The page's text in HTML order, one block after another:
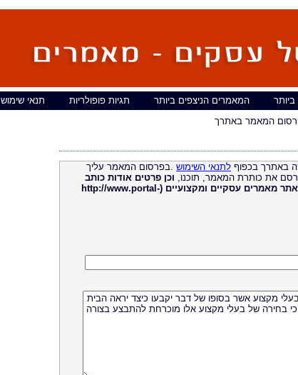
המאמרים הניצפים ביותר תגיות פופולריות תנאי שימוש
המאמר באתרך
באתרך בכפוף לתנאי השימוש .בפרסום המאמר עליך
את כותרת המאמר, תוכנו, וכן פרטים אודות כותב
מאמרים עסקיים ומקצועיים (http://www.portal-